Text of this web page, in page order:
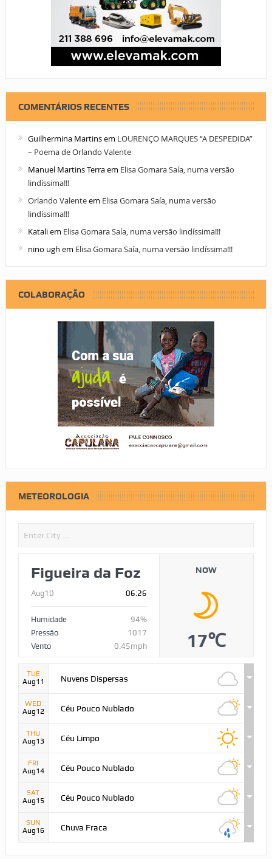
COMENTÁRIOS RECENTES
Guilhermina Martinsem LOURENÇO MARQUES “A DESPEDIDA”
– Poema de Orlando Valente
Manuel Martins Terraem Elisa Gomara Saía, numa versão
lindíssima!!!
Orlando Valenteem Elisa Gomara Saía, numa versão
lindíssima!!!
Kataliem Elisa Gomara Saía, numa versão lindíssima!!!
nino ugh em Elisa Gomara Saía, numa versão lindíssima!!!
COLABORAÇÃO
METEOROLOGIA
Figueira da Foz
Aug10 06:26
Humidade
94%
Pressão
1017
Vento
0.45mph
NOW
17℃
TUE
Aug11
Nuvens Dispersas
WED
Aug12
Céu Pouco Nublado
THU
Aug13
Céu Limpo
FRI
Aug14
Céu Pouco Nublado
SAT
Aug15
Céu Pouco Nublado
SUN
Aug16
Chuva Fraca